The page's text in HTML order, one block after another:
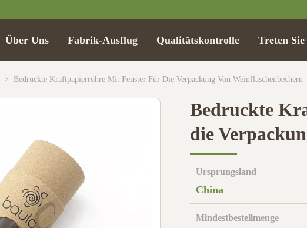
Über Uns Fabrik-Ausflug Qualitätskontrolle Treten
> Bedruckte Kraftpapierröhre Mit Fenster Für Die Verpackung Von Weinflaschenbechern
Bedruckte
die
Ursprungsland
China
Mindestbestellmenge